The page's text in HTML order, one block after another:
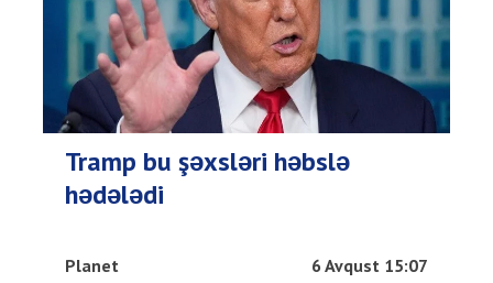
Tramp bu şəxsləri həbslə
hədələdi
Planet 6 Avqust 15:07